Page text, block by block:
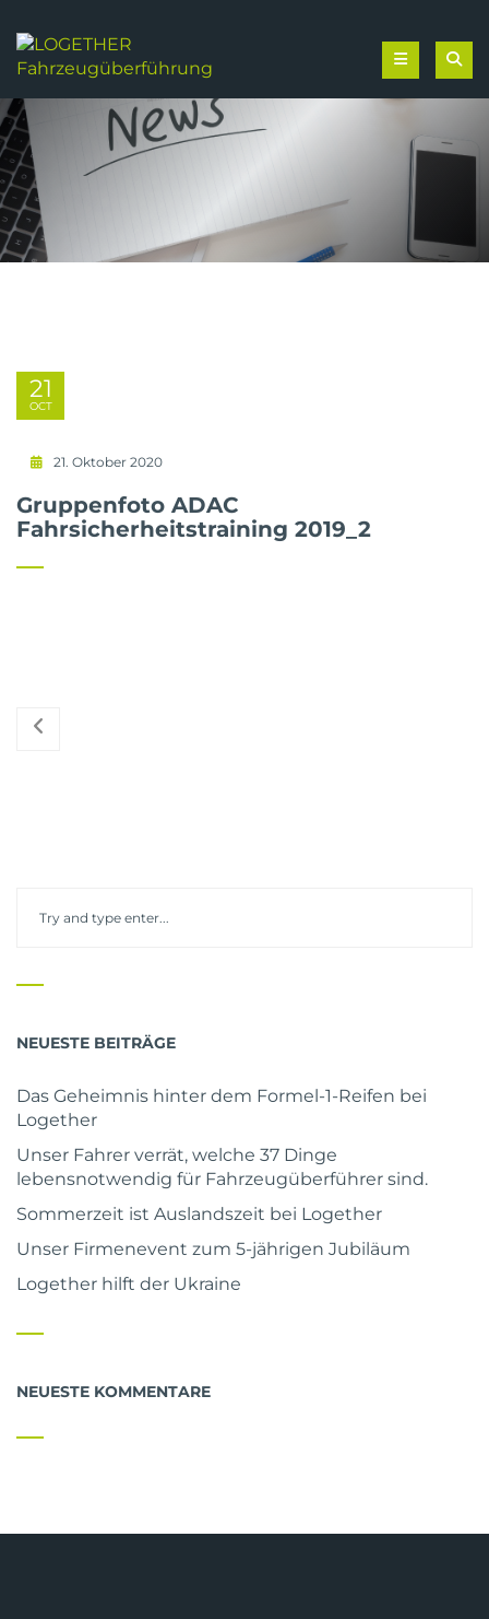
21
OCT
21. Oktober 2020
Gruppenfoto ADAC
Fahrsicherheitstraining 2019_2
NEUESTE BEITRÄGE
Das Geheimnis hinter dem Formel-1-Reifen bei
Logether
Unser Fahrer verrät, welche 37 Dinge
lebensnotwendig für Fahrzeugüberführer sind.
Sommerzeit ist Auslandszeit bei Logether
Unser Firmenevent zum 5-jährigen Jubiläum
Logether hilft der Ukraine
NEUESTE KOMMENTARE